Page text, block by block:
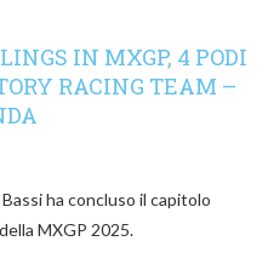
IN MXGP, 4 PODI
RACING TEAM –
ha concluso il capitolo
MXGP 2025.